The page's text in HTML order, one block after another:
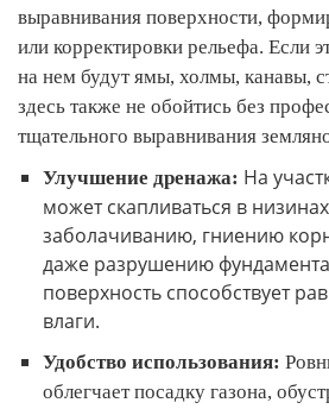
выравнивания поверхности,
или корректировки рельефа. Если
на нем будут ямы, холмы, канавы,
здесь также не обойтись без
тщательного выравнивания
Улучшение дренажа: На
может скапливаться в
заболачиванию, гниению
даже разрушению
поверхность способствует
влаги.
Удобство использования:
облегчает посадку газона,